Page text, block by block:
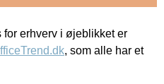
erhverv i øjeblikket er
, som alle har et